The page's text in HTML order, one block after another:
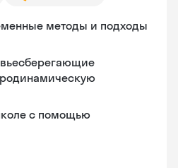
методы и подходы
с помощью